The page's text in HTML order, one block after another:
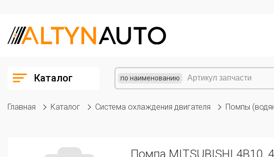
Каталог по наименованию
Главная Каталог Система охлаждения двигателя Помпы
Помпа MITSUBISHI 4B10,